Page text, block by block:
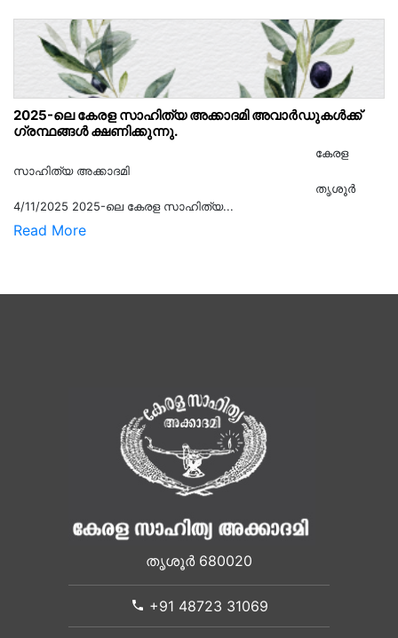
2025-ലെ കേരള സാഹിത്യ അക്കാദമി അവാർഡുകൾക്ക്
ഗ്രന്ഥങ്ങൾ ക്ഷണിക്കുന്നു.
കേരള
സാഹിത്യ അക്കാദമി
തൃശൂര്‍
4/11/2025 2025-ലെ കേരള സാഹിത്യ...
Read More
തൃശൂർ 680020
+91 48723 31069